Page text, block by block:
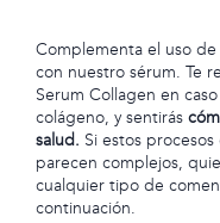
Complementa el uso
con nuestro sérum. Te
Serum Collagen en
colágeno, y sentirás
salud. Si estos
parecen complejos,
cualquier tipo de
continuación.